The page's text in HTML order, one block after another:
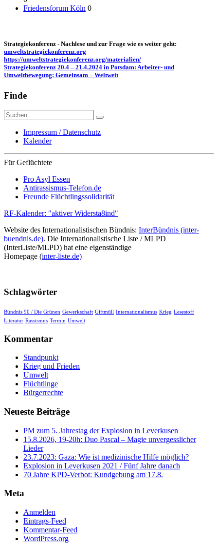
Friedensforum Köln 0
Strategiekonferenz - Nachlese und zur Frage wie es weiter geht:
umweltstrategiekonferenz.org
https://umweltstrategiekonferenz.org/materialien/
Strategiekonferenz 20.4 – 21.4.2024 in Potsdam: Arbeiter- und
Umweltbewegung: Gemeinsam – Weltweit
Finde
Suche
nach:
Impressum / Datenschutz
Kalender
Für Geflüchtete
Pro Asyl Essen
Antirassismus-Telefon.de
Freunde Flüchtlingssolidarität
RF-Kalender: "aktiver Widersta8ind"
Website des Internationalistischen Bündnis: InterBündnis (inter-
buendnis.de). Die Internationalistische Liste / MLPD
(InterListe/MLPD) hat eine eigenständige
Homepage (inter-liste.de)
Schlagwörter
Bündnis 90 / Die Grünen Gewerkschaft Giftmüll Internationalismus Krieg Lesestoff
Literatur Rassismus Termin Umwelt
Kommentar
Standpunkt
Krieg und Frieden
Umwelt
Flüchtlinge
Bürgerrechte
Neueste Beiträge
PM zum 5. Jahrestag der Explosion in Leverkusen
15.8.2026, 19-20h: Duo Pascal – Magie unvergesslicher
Lieder
23.7.2023: Gaza: Wie ist medizinische Hilfe möglich?
Explosion in Leverkusen 2021 / Fünf Jahre danach
70 Jahre KPD‑Verbot: Kundgebung am 17.8.
Meta
Anmelden
Eintrags-Feed
Kommentar-Feed
WordPress.org